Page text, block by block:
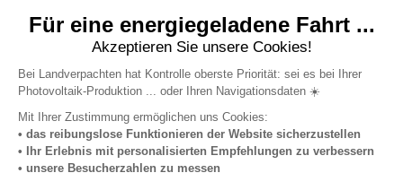
grondverpachten.nl
Datenschutzrichtlinie
Allgemeine Nutzungsbedingungen
Impressum